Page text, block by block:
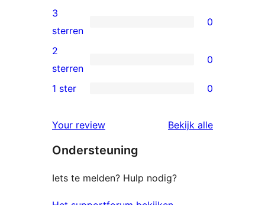
beoordeling
4
sterren
beoordelingen
0
3
sterren
beoordelingen
3
sterren
0
0
2
beoordelingen
2
sterren
0
sterren
beoordelingen
1 ster 0
Your review Bekijk alle
Ondersteuning
Iets te melden? Hulp nodig?